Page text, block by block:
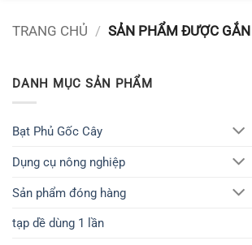
TRANG CHỦ / SẢN PHẨM ĐƯỢC GẮN
DANH MỤC SẢN PHẨM
Bạt Phủ Gốc Cây
Dụng cụ nông nghiệp
Sản phẩm đóng hàng
tạp dề dùng 1 lần